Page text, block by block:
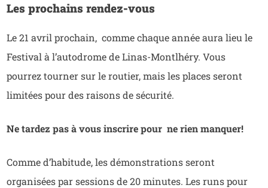
Les prochains rendez-vous
Le 21 avril prochain, comme chaque année aura lieu le
Festival à l’autodrome de Linas-Montlhéry. Vous
pourrez tourner sur le routier, mais les places seront
limitées pour des raisons de sécurité.
Ne tardez pas à vous inscrire pour ne rien manquer!
Comme d’habitude, les démonstrations seront
organisées par sessions de 20 minutes. Les runs pour